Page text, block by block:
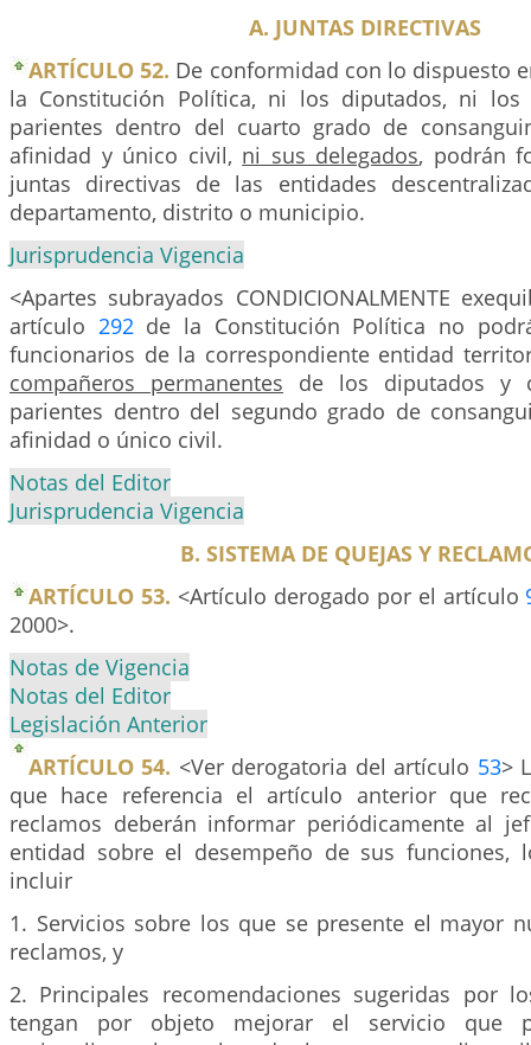
A. JUNTAS DIRECTIVAS
ARTÍCULO 52. De conformidad con lo dispuesto
la Constitución Política, ni los diputados, ni los
parientes dentro del cuarto grado de
afinidad y único civil, ni sus delegados, podrán
juntas directivas de las entidades
departamento, distrito o municipio.
Jurisprudencia Vigencia
<Apartes subrayados CONDICIONALMENTE
artículo 292de la Constitución Política no
funcionarios de la correspondiente entidad
compañeros permanentes de los diputados y
parientes dentro del segundo grado de
afinidad o único civil.
Notas del Editor
Jurisprudencia Vigencia
B. SISTEMA DE QUEJAS Y
ARTÍCULO 53. <Artículo derogado por el artículo
2000>.
Notas de Vigencia
Notas del Editor
Legislación Anterior
ARTÍCULO 54. <Ver derogatoria del artículo 53>
que hace referencia el artículo anterior que
reclamos deberán informar periódicamente al
entidad sobre el desempeño de sus funciones,
incluir
1. Servicios sobre los que se presente el mayor
reclamos, y
2. Principales recomendaciones sugeridas por
tengan por objeto mejorar el servicio que